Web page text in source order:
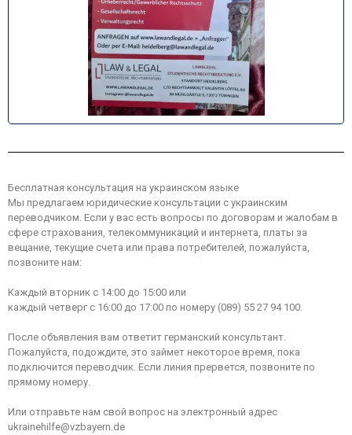
Бесплатная консультация на украинском языке
Мы предлагаем юридические консультации с украинским
переводчиком. Если у вас есть вопросы по договорам и жалобам в
сфере страхования, телекоммуникаций и интернета, платы за
вещание, текущие счета или права потребителей, пожалуйста,
позвоните нам:
Каждый вторник с 14:00 до 15:00 или
каждый четверг с 16:00 до 17:00 по номеру (089) 55 27 94 100.
После объявления вам ответит германский консультант.
Пожалуйста, подождите, это займет некоторое время, пока
подключится переводчик. Если линия прервется, позвоните по
прямому номеру.
Или отправьте нам свой вопрос на электронный адрес
ukrainehilfe@vzbayern.de